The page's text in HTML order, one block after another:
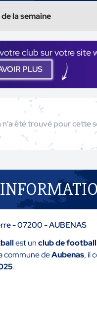
la semaine
club sur votre site
PLUS
n'a été trouvé pour cette
- 07200 - AUBENAS
est unclub de football
commune deAubenas, il
.